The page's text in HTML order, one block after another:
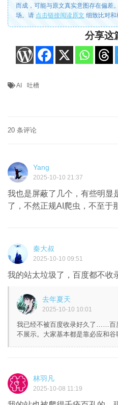
而成，可能与原文真实意图存在偏差
场。请 点击链接阅读原文 细致比对和
分享这
AI 吐槽
20 条评论
Yang
2025-10-10 21:37
我也是屏蔽了几个，有些明显
了，不然正规AI爬虫，不至于
秦大叔
2025-10-10 09:51
我的站太垃圾了，百度都不收
去年夏天
2025-10-10 10:01
我已经不被百度收录好久了……百
不展示。大家基本都是靠必应和谷
林羽凡
2025-10-08 11:19